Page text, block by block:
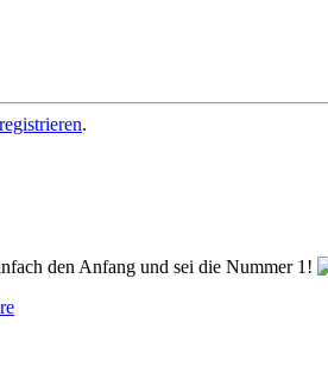
registrieren.
den Anfang und sei die Nummer 1!